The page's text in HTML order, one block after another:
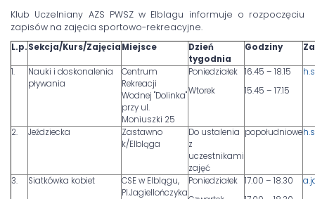
Klub Uczelniany AZS PWSZ w Elblagu informuje o rozpoczęciu
zapisów na zajęcia sportowo-rekreacyjne.
L.p.Sekcja/Kurs/ZajęciaMiejsce
Dzień
tygodnia
Godziny
1.
Nauki i doskonalenia
pływania
Centrum
Rekreacji
Wodnej "Dolinka"
przy ul.
Moniuszki 25
Poniedziałek
Wtorek
16.45 – 18.15
15.45 – 17.15
2. Jeździecka
Zastawno
k/Elbląga
Do ustalenia
z
uczestnikami
zajęć
popołudniowe
3. Siatkówka kobiet
CSE w Elblągu,
Pl.Jagiellończyka
Poniedziałek
17.00 – 18.30